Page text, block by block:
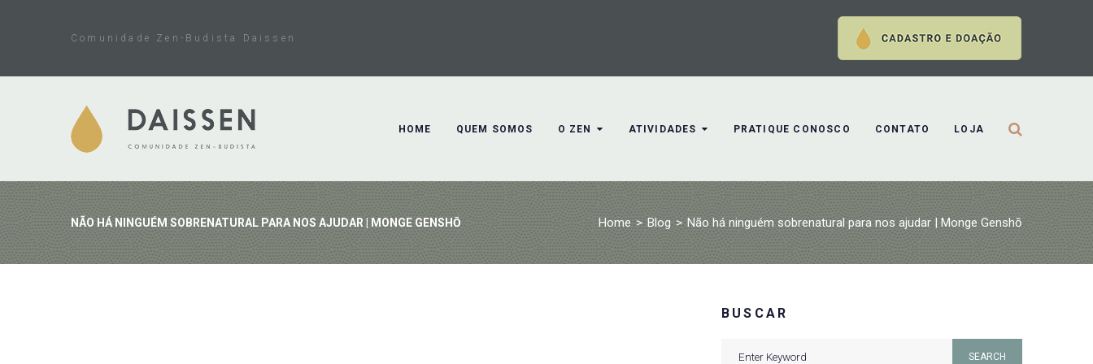
Comunidade Zen-Budista Daissen
HOME QUEM SOMOS O ZEN ATIVIDADES PRATIQUE CONOSCO CONTATO LOJA
NÃO HÁ NINGUÉM SOBRENATURAL PARA NOS AJUDAR | MONGE GENSHŌ Home > Blog > Não há ninguém sobrenatural para nos ajudar | Monge Genshō
BUSCAR
SEARCH